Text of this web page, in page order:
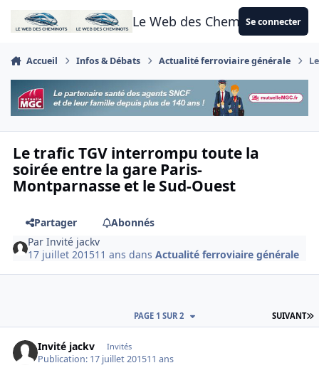
Aller au contenu
Le Web des CheminotsSe connecter
Accueil Infos & Débats Actualité ferroviaire générale
Le trafic TGV interrompu toute la
soirée entre la gare Paris-
Montparnasse et le Sud-Ouest
Partager
Abonnés
ParInvité jackv
17 juillet 201511 ans dansActualité ferroviaire générale
SUIVANT
PAGE 1 SUR 2
Invité jackv Invités
Publication: 17 juillet 201511 ans